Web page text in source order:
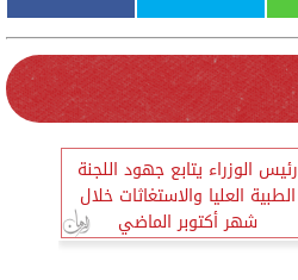
رئيس الوزراء يتابع جهود اللجنة
الطبية العليا والاستغاثات خلال
شهر أكتوبر الماضي